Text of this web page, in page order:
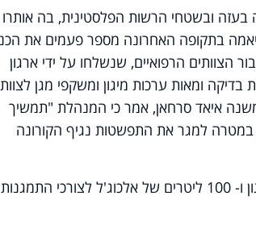
ובשטחי הרשות הפלסטינית, בה
תיאמה בתקופה האחרונה מספר פעמים את
הצוותים הרפואיים, שנשלחו על ידי ארגון
ומאות ערכות מיגון ומשקפי מגן
איאד סרחאן, אמר כי המנהלת "תמשיך
במטרה למגר את התפשטות נגיף הקורונה
במקביל, הועברו על ידי המנהל האזרחי כ- 1,000 ערכות מיגון ו- 100 ליטרים של אלכוג'ל לצורכי התמגנות